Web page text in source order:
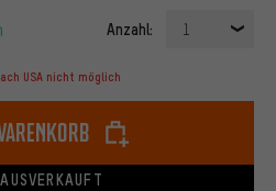
Anzahl: 1
USA nicht möglich